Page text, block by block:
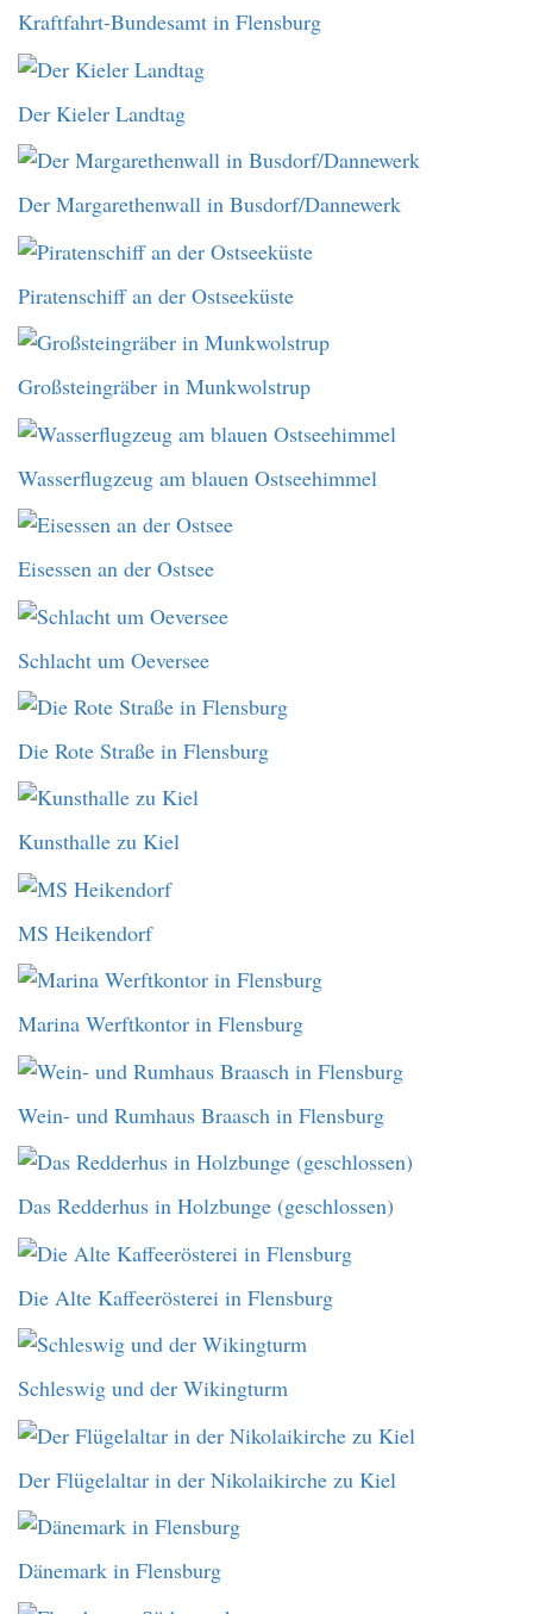
Kraftfahrt-Bundesamt in Flensburg
Der Kieler Landtag
Der Margarethenwall in Busdorf/Dannewerk
Piratenschiff an der Ostseeküste
Großsteingräber in Munkwolstrup
Wasserflugzeug am blauen Ostseehimmel
Eisessen an der Ostsee
Schlacht um Oeversee
Die Rote Straße in Flensburg
Kunsthalle zu Kiel
MS Heikendorf
Marina Werftkontor in Flensburg
Wein- und Rumhaus Braasch in Flensburg
Das Redderhus in Holzbunge (geschlossen)
Die Alte Kaffeerösterei in Flensburg
Schleswig und der Wikingturm
Der Flügelaltar in der Nikolaikirche zu Kiel
Dänemark in Flensburg